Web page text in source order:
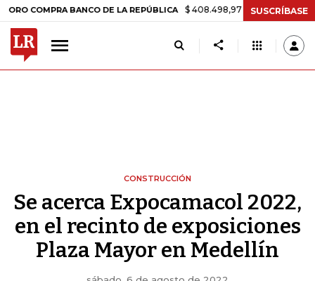
BANCO DE LA REPÚBLICA $ 408.498,97 +$ 8.753,81 +2,19%
SUSCRÍBASE
CONSTRUCCIÓN
Se acerca Expocamacol 2022,
en el recinto de exposiciones
Plaza Mayor en Medellín